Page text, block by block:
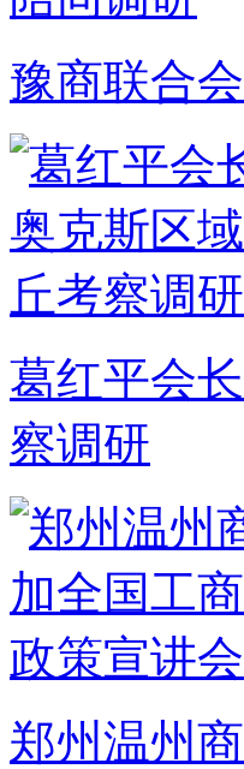
豫商联合
葛红平会
察调研
郑州温州